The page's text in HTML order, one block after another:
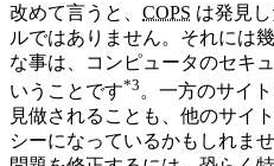
改めて言うと、 COPS は発見
ルではありません。それには
な事は、コンピュータのセキ
いうことです*3 。一方のサイ
見做されることも、他のサイ
シーになっているかもしれま